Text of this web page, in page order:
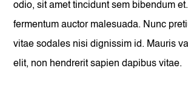
odio, sit amet tincidunt sem bibendum
fermentum auctor malesuada. Nunc
vitae sodales nisi dignissim id. Mauris
elit, non hendrerit sapien dapibus vitae.